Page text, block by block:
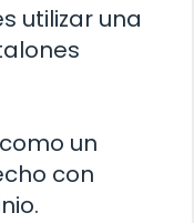
utilizar una
un
con